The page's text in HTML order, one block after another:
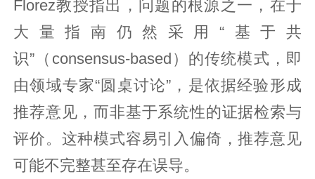
Florez教授指出，问题的根源之一，在于
大量指南仍然采用“基于共
识”（consensus-based）的传统模式，即
由领域专家“圆桌讨论”，是依据经验形成
推荐意见，而非基于系统性的证据检索与
评价。这种模式容易引入偏倚，推荐意见
可能不完整甚至存在误导。